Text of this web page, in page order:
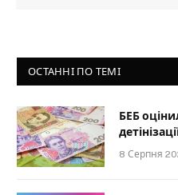
ОСТАННІ ПО ТЕМІ
БЕБ
8 Серпня